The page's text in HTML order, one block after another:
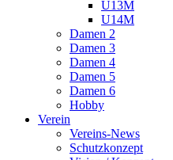
U13M
U14M
Damen 2
Damen 3
Damen 4
Damen 5
Damen 6
Hobby
Verein
Vereins-News
Schutzkonzept